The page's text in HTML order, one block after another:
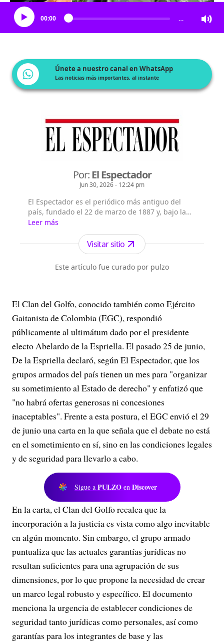
00:00 …
Únete a nuestro canal en WhatsApp
Las noticias más importantes, al instante
Por:El Espectador
Jun 30, 2026 - 12:24 pm
El Espectador es el periódico más antiguo del
país, fundado el 22 de marzo de 1887 y, bajo la
dirección de Fidel Cano, es considerado uno de
los periódicos más serios y profesionales por su
independencia, credibilidad y objetividad.
Leer más
Visitar sitio
Este artículo fue curado por pulzo
El Clan del Golfo, conocido también como Ejército
Gaitanista de Colombia (EGC), respondió
públicamente al ultimátum dado por el presidente
electo Abelardo de la Espriella. El pasado 25 de junio,
De la Espriella declaró, según El Espectador, que los
grupos armados del país tienen un mes para "organizar
su sometimiento al Estado de derecho" y enfatizó que
"no habrá ofertas generosas ni concesiones
inaceptables". Frente a esta postura, el EGC envió el 29
de junio una carta en la que señala que el debate no está
en el sometimiento en sí, sino en las condiciones legales
y de seguridad para llevarlo a cabo.
Sigue a PULZO en Discover
En la carta, el Clan del Golfo recalca que la
incorporación a la justicia es vista como algo inevitable
en algún momento. Sin embargo, el grupo armado
puntualiza que las actuales garantías jurídicas no
resultan suficientes para una agrupación de sus
dimensiones, por lo que propone la necesidad de crear
un marco legal robusto y específico. El documento
menciona la urgencia de establecer condiciones de
seguridad tanto jurídicas como personales, así como
garantías para los integrantes de base y las